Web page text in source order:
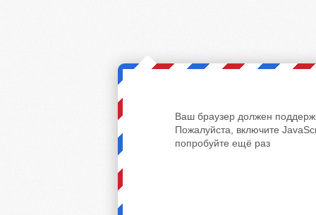
Ваш браузер должен
Пожалуйста, включите
попробуйте ещё раз